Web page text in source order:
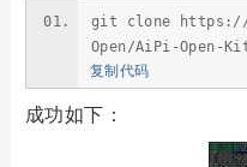
git clone https://
Open/AiPi-Open-
复制代码
成功如下：